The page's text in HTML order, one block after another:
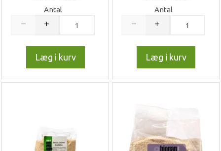
Antal
Læg i kurv
Antal
Læg i kurv